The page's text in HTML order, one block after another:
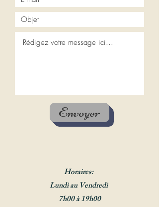
Envoyer
Horaires:
Lundi au Vendredi
7h00 à 19h00